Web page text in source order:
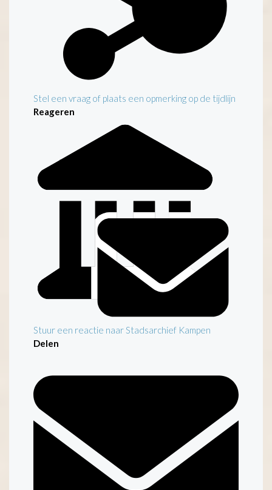
Notarieel archief Gemeente Kampen
Stel een vraag of plaats een opmerking op de tijdlijn
Reageren
Stuur een reactie naar Stadsarchief Kampen
Delen